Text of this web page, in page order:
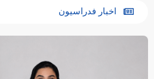
اخبار فدراسیون